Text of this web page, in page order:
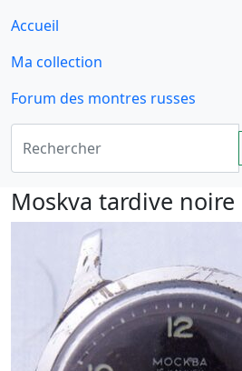
Accueil
Ma collection
Forum des montres russes
Moskva tardive noire